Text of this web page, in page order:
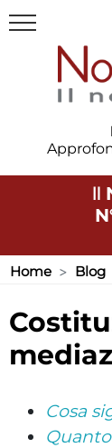
Il
Home Blog
costituzione società di
Cosa